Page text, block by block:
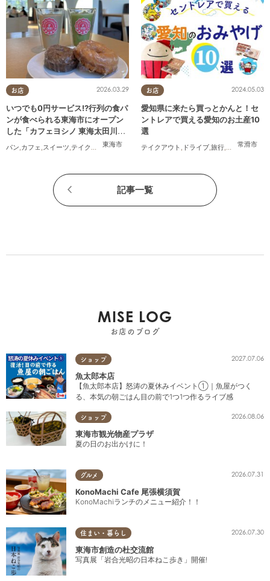
お店
東海市
2026.03.29
いつでも0円サービス!?行列の食パ
ンが食べられる東海市にオープン
した「カフェヨシノ 東海太田川
パン,カフェ,スイーツ,テイクアウト ,家族 カップル ,おひとりさま ,友人
お店
常滑市
2024.05.03
愛知県に来たら買っとかんと！セ
ントレアで買える愛知のお土産10
選
テイクアウト , ドライブ,旅行,観光,家族,
記事一覧
MISE LOG
お店のブログ
ショップ 2027.07.06
魚太郎本店
【魚太郎本店】怒涛の夏休みイベント①｜魚屋がつく
る、本気の朝ごはん目の前で1つ1つ作るライブ感
ショップ 2026.08.06
東海市観光物産プラザ
夏の日のお出かけに！
グルメ 2026.07.31
KonoMachi Cafe 尾張横須賀
KonoMachiランチのメニュー紹介！！
住まい・暮らし 2026.07.30
東海市創造の杜交流館
写真展「岩合光昭の日本ねこ歩き」開催!